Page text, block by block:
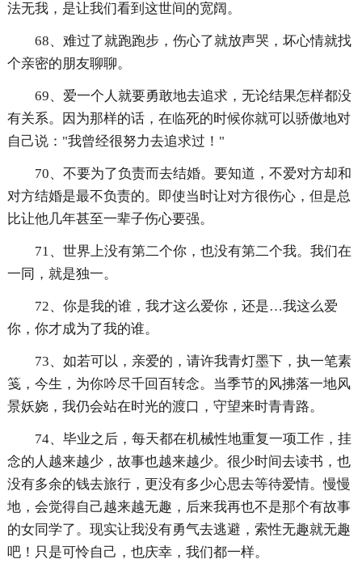
法无我，是让我们看到这世间的宽阔。
68、难过了就跑跑步，伤心了就放声哭，坏心情就找
个亲密的朋友聊聊。
69、爱一个人就要勇敢地去追求，无论结果怎样都没
有关系。因为那样的话，在临死的时候你就可以骄傲地对
自己说："我曾经很努力去追求过！"
70、不要为了负责而去结婚。要知道，不爱对方却和
对方结婚是最不负责的。即使当时让对方很伤心，但是总
比让他几年甚至一辈子伤心要强。
71、世界上没有第二个你，也没有第二个我。我们在
一同，就是独一。
72、你是我的谁，我才这么爱你，还是…我这么爱
你，你才成为了我的谁。
73、如若可以，亲爱的，请许我青灯墨下，执一笔素
笺，今生，为你吟尽千回百转念。当季节的风拂落一地风
景妖娆，我仍会站在时光的渡口，守望来时青青路。
74、毕业之后，每天都在机械性地重复一项工作，挂
念的人越来越少，故事也越来越少。很少时间去读书，也
没有多余的钱去旅行，更没有多少心思去等待爱情。慢慢
地，会觉得自己越来越无趣，后来我再也不是那个有故事
的女同学了。现实让我没有勇气去逃避，索性无趣就无趣
吧！只是可怜自己，也庆幸，我们都一样。